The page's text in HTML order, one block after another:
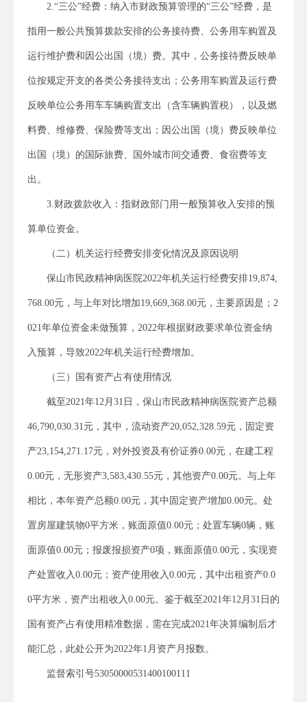
2.“三公”经费：纳入市财政预算管理的“三公”经费，是
指用一般公共预算拨款安排的公务接待费、公务用车购置及
运行维护费和因公出国（境）费。其中，公务接待费反映单
位按规定开支的各类公务接待支出；公务用车购置及运行费
反映单位公务用车车辆购置支出（含车辆购置税），以及燃
料费、维修费、保险费等支出；因公出国（境）费反映单位
出国（境）的国际旅费、国外城市间交通费、食宿费等支
出。
3.财政拨款收入：指财政部门用一般预算收入安排的预
算单位资金。
（二）机关运行经费安排变化情况及原因说明
保山市民政精神病医院2022年机关运行经费安排19,874,
768.00元，与上年对比增加19,669,368.00元，主要原因是；2
021年单位资金未做预算，2022年根据财政要求单位资金纳
入预算，导致2022年机关运行经费增加。
（三）国有资产占有使用情况
截至2021年12月31日，保山市民政精神病医院资产总额
46,790,030.31元，其中，流动资产20,052,328.59元，固定资
产23,154,271.17元，对外投资及有价证券0.00元，在建工程
0.00元，无形资产3,583,430.55元，其他资产0.00元。与上年
相比，本年资产总额0.00元，其中固定资产增加0.00元。处
置房屋建筑物0平方米，账面原值0.00元；处置车辆0辆，账
面原值0.00元；报废报损资产0项，账面原值0.00元，实现资
产处置收入0.00元；资产使用收入0.00元，其中出租资产0.0
0平方米，资产出租收入0.00元。鉴于截至2021年12月31日的
国有资产占有使用精准数据，需在完成2021年决算编制后才
能汇总，此处公开为2022年1月资产月报数。
监督索引号53050000531400100111